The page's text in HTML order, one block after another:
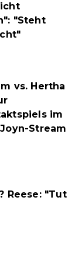
"Steht
vs. Hertha
im
Stream
Reese: "Tut